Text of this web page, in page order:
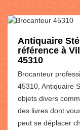
Antiquaire
référence à
45310
Brocanteur
45310, Antiquaire
objets divers
des livres dont
peut se déplacer